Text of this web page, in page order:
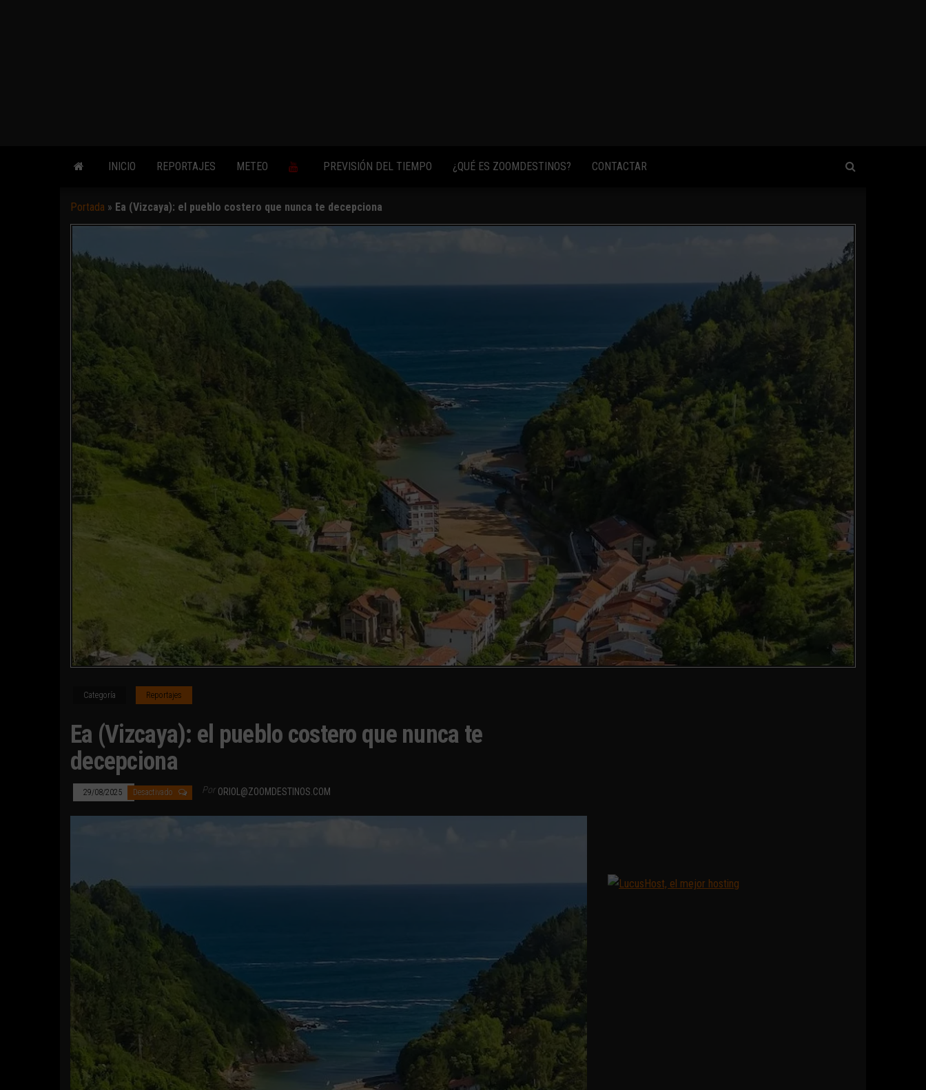
INICIO REPORTAJES METEO PREVISIÓN DEL TIEMPO ¿QUÉ ES ZOOMDESTINOS? CONTACTAR
Portada » Ea (Vizcaya): el pueblo costero que nunca te decepciona
Categoría Reportajes
Ea (Vizcaya): el pueblo costero que nunca te
decepciona
29/08/2025 Desactivado Por ORIOL@ZOOMDESTINOS.COM